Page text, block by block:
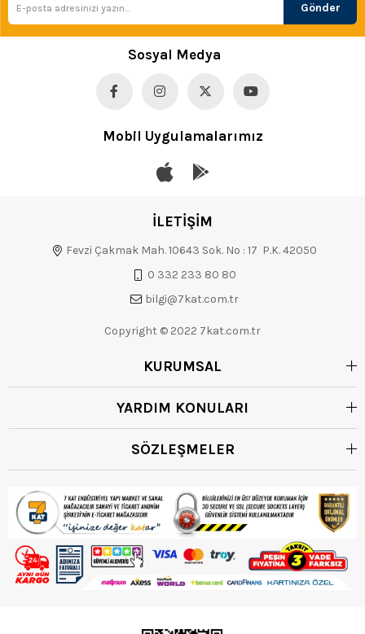
Gönder
Sosyal Medya
Mobil Uygulamalarımız
İLETİŞİM
Fevzi Çakmak Mah. 10643 Sok. No : 17 P.K. 42050
0 332 233 80 80
bilgi@7kat.com.tr
Copyright © 2022 7kat.com.tr
KURUMSAL
YARDIM KONULARI
SÖZLEŞMELER